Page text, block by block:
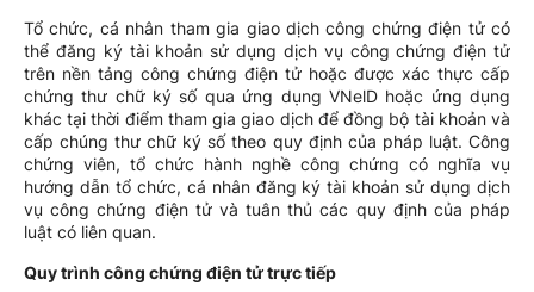
Tổ chức, cá nhân tham gia giao dịch công chứng điện tử có
thể đăng ký tài khoản sử dụng dịch vụ công chứng điện tử
trên nền tảng công chứng điện tử hoặc được xác thực cấp
chứng thư chữ ký số qua ứng dụng VNelD hoặc ứng dụng
khác tại thời điểm tham gia giao dịch để đồng bộ tài khoản và
cấp chúng thư chữ ký số theo quy định của pháp luật. Công
chứng viên, tổ chức hành nghề công chứng có nghĩa vụ
hướng dẫn tổ chức, cá nhân đăng ký tài khoản sử dụng dịch
vụ công chứng điện tử và tuân thủ các quy định của pháp
luật có liên quan.
Quy trình công chứng điện tử trực tiếp